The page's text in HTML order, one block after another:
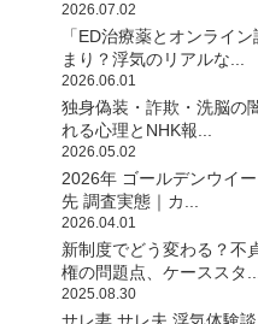
2026.07.02
「ED治療薬とオンライ
まり？浮気のリアルな...
2026.06.01
独身偽装・詐欺・洗脳の
れる心理とNHK報...
2026.05.02
2026年 ゴールデンウイ
先 調査実態｜カ...
2026.04.01
新制度でどう変わる？不
権の問題点、ケーススタ...
2025.08.30